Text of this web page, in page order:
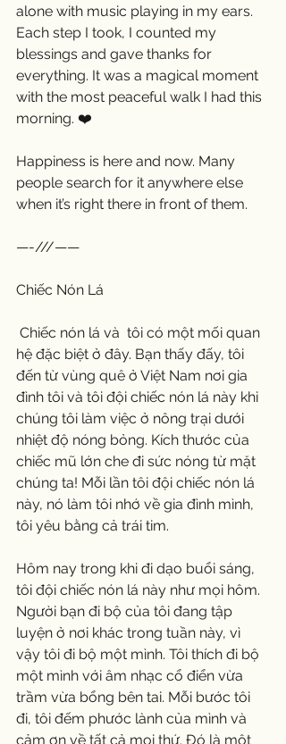
alone with music playing in my ears.
Each step I took, I counted my
blessings and gave thanks for
everything. It was a magical moment
with the most peaceful walk I had this
morning. ❤️
Happiness is here and now. Many
people search for it anywhere else
when it’s right there in front of them.
—-///——
Chiếc Nón Lá
hệ đặc biệt ở đây. Bạn thấy đấy, tôi
đến từ vùng quê ở Việt Nam nơi gia
đình tôi và tôi đội chiếc nón lá này khi
chúng tôi làm việc ở nông trại dưới
nhiệt độ nóng bỏng. Kích thước của
chiếc mũ lớn che đi sức nóng từ mặt
chúng ta! Mỗi lần tôi đội chiếc nón lá
này, nó làm tôi nhớ về gia đình mình,
tôi yêu bằng cả trái tim.
Hôm nay trong khi đi dạo buổi sáng,
tôi đội chiếc nón lá này như mọi hôm.
Người bạn đi bộ của tôi đang tập
luyện ở nơi khác trong tuần này, vì
vậy tôi đi bộ một mình. Tôi thích đi bộ
một mình với âm nhạc cổ điển vừa
trầm vừa bổng bên tai. Mỗi bước tôi
đi, tôi đếm phước lành của mình và
cảm ơn về tất cả mọi thứ. Đó là một